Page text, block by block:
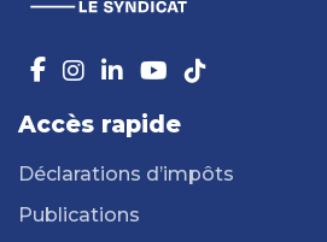
Accès rapide
Déclarations d’impôts
Publications